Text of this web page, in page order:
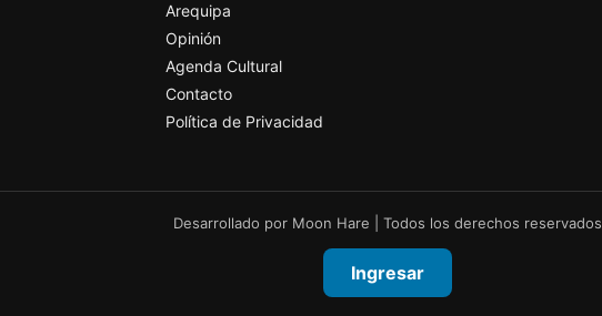
Arequipa
Opinión
Agenda Cultural
Contacto
Política de Privacidad
Desarrollado por Moon Hare | Todos los derechos reservados
Ingresar